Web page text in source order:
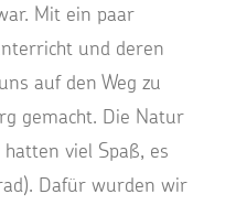
Mit ein paar
und deren
auf den Weg zu
gemacht. Die Natur
viel Spaß, es
Dafür wurden wir